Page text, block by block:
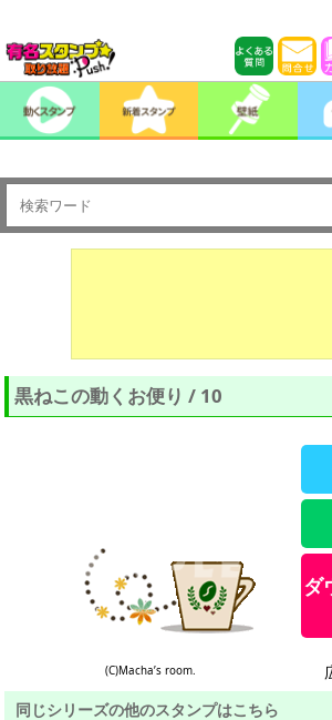
黒ねこの動くお便り / 10
(C)Macha’s room.
ダ
同じシリーズの他のスタンプはこちら